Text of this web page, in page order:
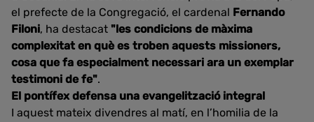
el prefecte de la Congregació, el cardenal Fernando
Filoni, ha destacat "les condicions de màxima
complexitat en què es troben aquests missioners,
cosa que fa especialment necessari ara un exemplar
testimoni de fe".
El pontífex defensa una evangelització integral
I aquest mateix divendres al matí, en l’homilia de la